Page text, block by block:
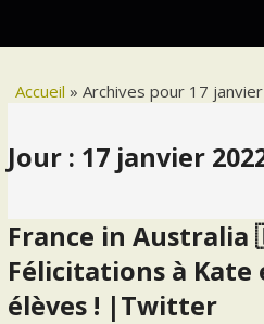
Accueil »Archives pour 17
Jour : 17 janvier
France in
Félicitations à Kate
élèves ! |Twitter